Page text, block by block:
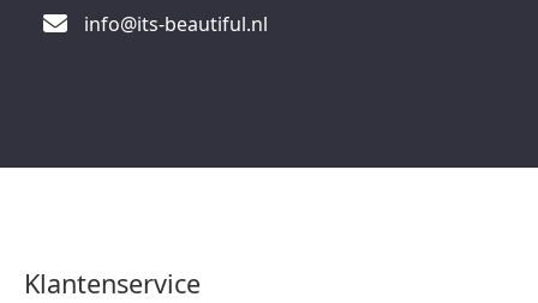
info@its-beautiful.nl
Klantenservice